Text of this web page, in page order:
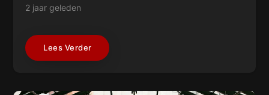
2 jaar geleden
Lees Verder